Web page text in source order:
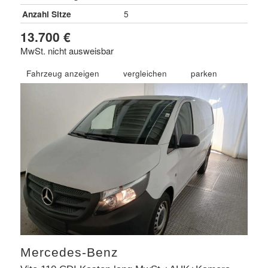
Anzahl Sitze
5
13.700 €
MwSt. nicht ausweisbar
Fahrzeug anzeigen vergleichen parken
Mercedes-Benz